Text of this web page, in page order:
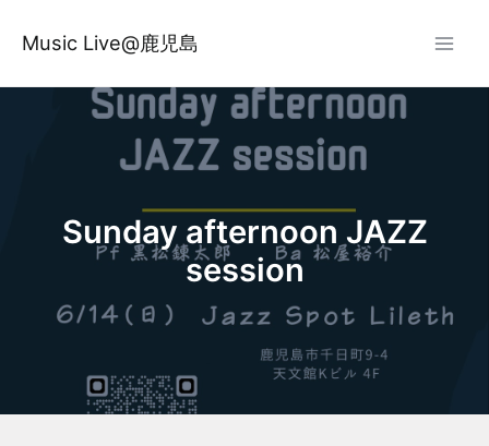
ス
Music Live@鹿児島
Sunday afternoon JAZZ
session